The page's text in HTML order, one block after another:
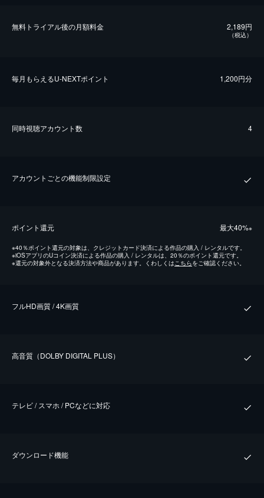
無料トライアル後の⽉額料金 2,189円
（税込）
毎⽉もらえるU-NEXTポイント 1,200円分
同時視聴アカウント数 4
アカウントごとの機能制限設定
ポイント還元 最⼤40%※
※40％ポイント還元の対象は、クレジットカード決済による作品の購入 / レンタルです。
※iOSアプリのUコイン決済による作品の購入 / レンタルは、20％のポイント還元です。
※還元の対象外となる決済方法や商品があります。くわしくは こちらをご確認ください。
フルHD画質 / 4K画質
⾼⾳質（DOLBY DIGITAL PLUS）
テレビ / スマホ / PCなどに対応
ダウンロード機能